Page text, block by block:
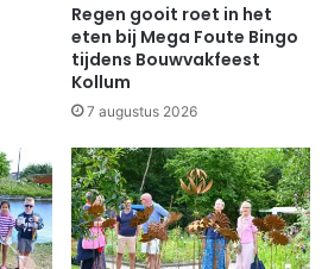
Regen gooit roet in het
eten bij Mega Foute Bingo
tijdens Bouwvakfeest
Kollum
7 augustus 2026